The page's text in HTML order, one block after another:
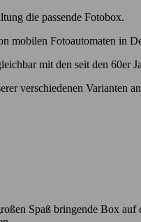
die passende Fotobox.
mobilen Fotoautomaten in
mit den seit den 60er
verschiedenen Varianten
Spaß bringende Box